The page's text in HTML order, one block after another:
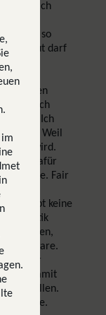
mich
sollen so
darf
fairen
weil ich
helfen. Ich
will. Weil
wird.
dafür
brauche. Fair
es gibt keine
Telematik
für
. Und damit
gefallen.
möchte.
im